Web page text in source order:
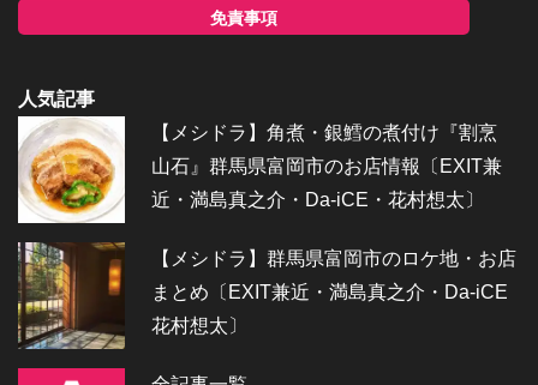
免責事項
人気記事
【メシドラ】角煮・銀鱈の煮付け『割烹
山石』群馬県富岡市のお店情報〔EXIT兼
近・満島真之介・Da-iCE・花村想太〕
【メシドラ】群馬県富岡市のロケ地・お店
まとめ〔EXIT兼近・満島真之介・Da-iCE
花村想太〕